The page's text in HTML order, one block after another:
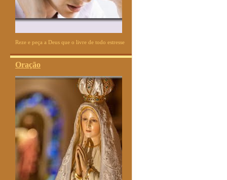
Reze e peça a Deus que o livre de todo estresse
Oração